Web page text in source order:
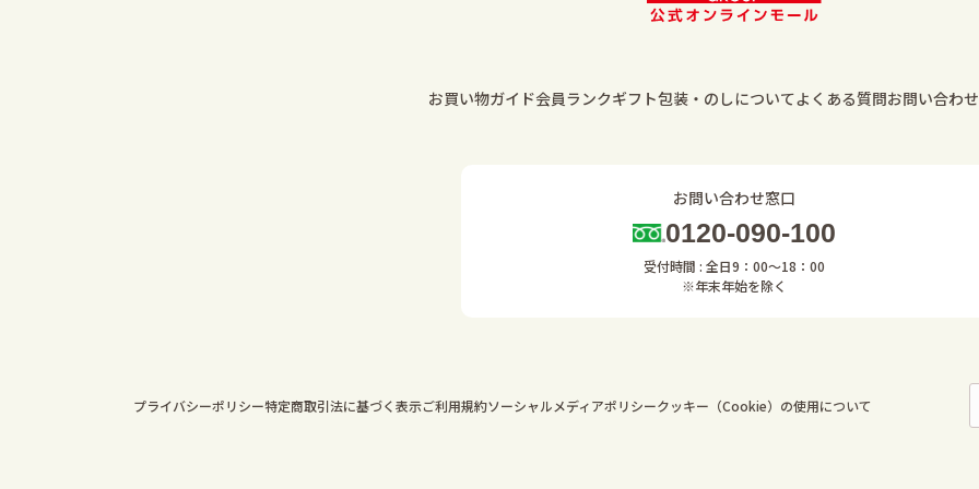
お買い物ガイド会員ランクギフト包装・のしについてよくある質問お問い合わせ
お問い合わせ窓口
0120-090-100
受付時間 : 全日9：00～18：00
※年末年始を除く
プライバシーポリシー特定商取引法に基づく表示ご利用規約ソーシャルメディアポリシークッキー（Cookie）の使用について